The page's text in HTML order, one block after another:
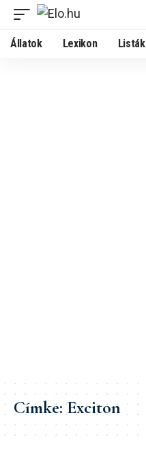
Állatok Lexikon Listák
Címke:Exciton